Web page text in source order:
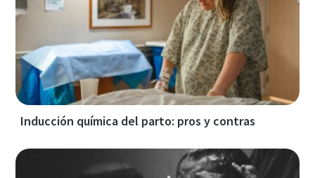
Inducción química del parto: pros y contras